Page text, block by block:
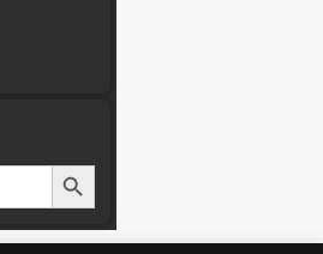
Search Button